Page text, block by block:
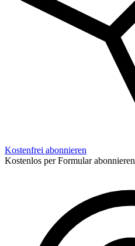
Kostenfrei abonnieren
Kostenlos per Formular abonnieren